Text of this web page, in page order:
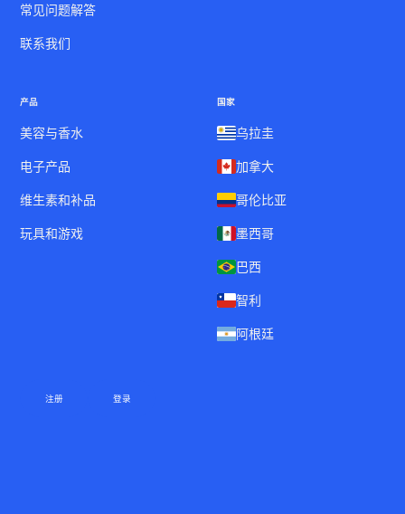
常见问题解答
联系我们
产品
美容与香水
电子产品
维生素和补品
玩具和游戏
国家
乌拉圭
加拿大
哥伦比亚
墨西哥
巴西
智利
阿根廷
注册 登录